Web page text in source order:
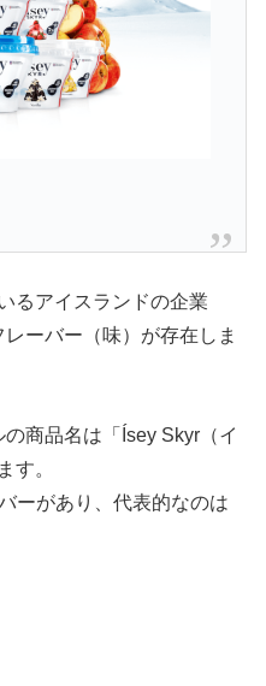
るアイスランドの企業
ーバー（味）が存在しま
商品名は「Ísey Skyr（イ
す。
ーがあり、代表的なのは